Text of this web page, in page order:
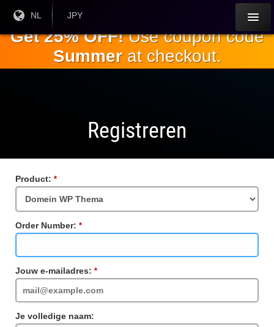
Huidige
NL
Huidige
JPY
Get 25% OFF!Use coupon code
Summerat checkout.
Registreren
Product:
veld
Order Number:
veld
Jouw e-mailadres:
veld
Je volledige naam: